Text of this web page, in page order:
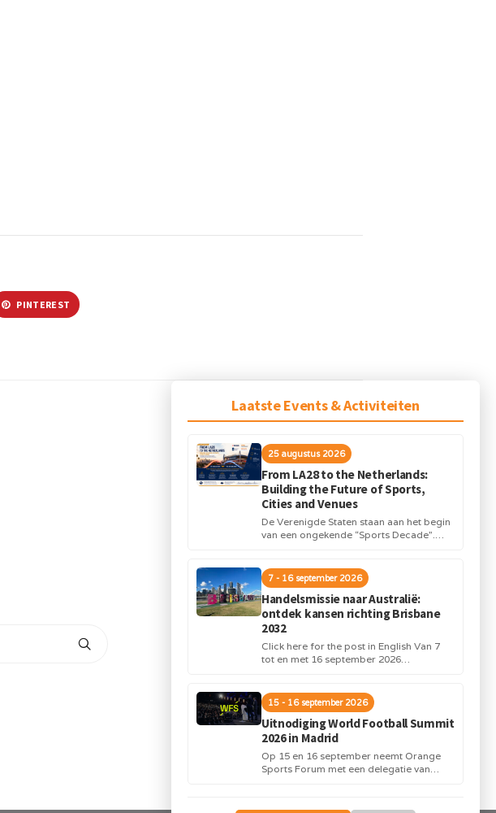
Laatste Events & Activiteiten
25 augustus 2026
From LA28 to the Netherlands:
Building the Future of Sports,
Cities and Venues
De Verenigde Staten staan aan het begin
van een ongekende “Sports Decade”.
infrastructuur...
7 - 16 september 2026
Handelsmissie naar Australië:
ontdek kansen richting Brisbane
2032
Click here for the post in English Van 7
tot en met 16 september 2026
15 - 16 september 2026
Uitnodiging World Football Summit
2026 in Madrid
Op 15 en 16 september neemt Orange
Sports Forum met een delegatie van
PINTEREST